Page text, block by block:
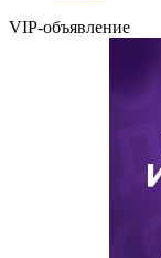
VIP-объявление